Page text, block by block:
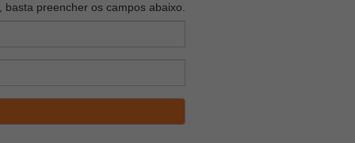
preencher os campos abaixo.